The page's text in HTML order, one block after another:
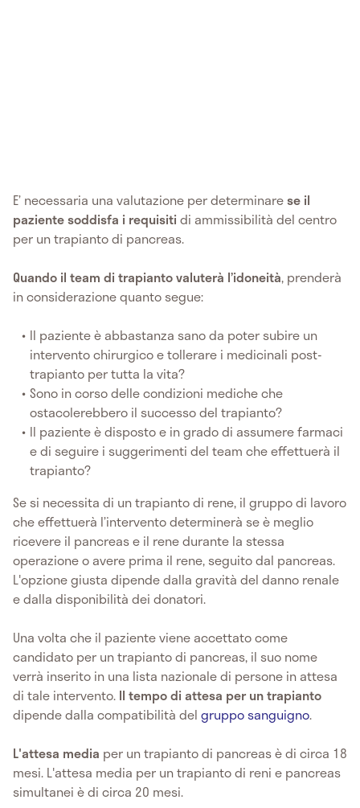
E’ necessaria una valutazione per determinarese il
paziente soddisfa i requisitidi ammissibilità del centro
per un trapianto di pancreas.
Quando il team di trapianto valuterà l’idoneità, prenderà
in considerazione quanto segue:
Il paziente è abbastanza sano da poter subire un
intervento chirurgico e tollerare i medicinali post-
trapianto per tutta la vita?
Sono in corso delle condizioni mediche che
ostacolerebbero il successo del trapianto?
Il paziente è disposto e in grado di assumere farmaci
e di seguire i suggerimenti del team che effettuerà il
trapianto?
Se si necessita di un trapianto di rene, il gruppo di lavoro
che effettuerà l’intervento determinerà se è meglio
ricevere il pancreas e il rene durante la stessa
operazione o avere prima il rene, seguito dal pancreas.
L'opzione giusta dipende dalla gravità del danno renale
e dalla disponibilità dei donatori.
Una volta che il paziente viene accettato come
candidato per un trapianto di pancreas, il suo nome
verrà inserito in una lista nazionale di persone in attesa
di tale intervento. Il tempo di attesa per un trapianto
dipende dalla compatibilità del gruppo sanguigno.
L'attesa media per un trapianto di pancreas è di circa 18
mesi. L'attesa media per un trapianto di reni e pancreas
simultanei è di circa 20 mesi.